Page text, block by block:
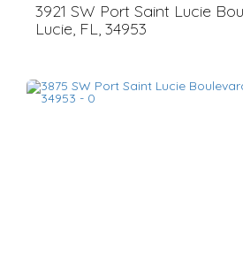
3921 SW Port Saint Lucie
Lucie, FL, 34953